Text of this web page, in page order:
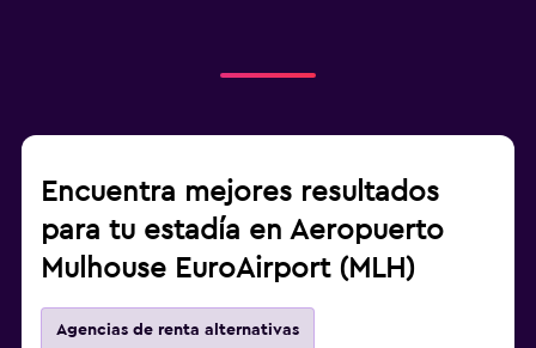
Encuentra mejores resultados
para tu estadía en Aeropuerto
Mulhouse EuroAirport (MLH)
Agencias de renta alternativas